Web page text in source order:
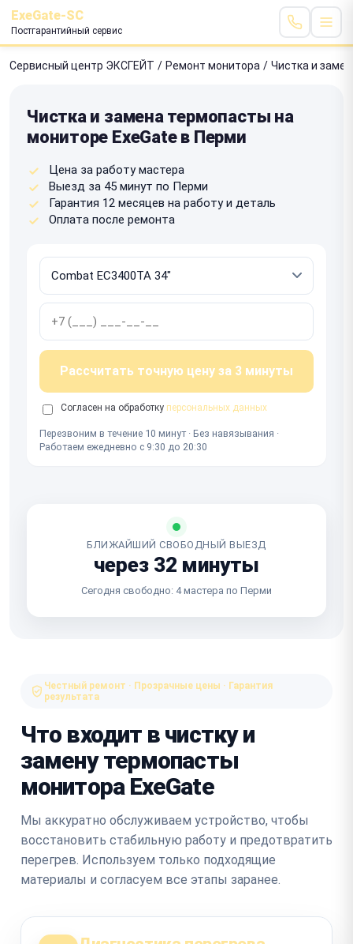
ExeGate-SC
Постгарантийный сервис
Сервисный центр ЭКСГЕЙТ / Ремонт монитора / Чистка и
Чистка и замена термопасты на
мониторе ExeGate в Перми
Цена за работу мастера
Выезд за 45 минут по Перми
Гарантия 12 месяцев на работу и деталь
Оплата после ремонта
Рассчитать точную цену за 3 минуты
Согласен на обработку персональных данных
Перезвоним в течение 10 минут · Без навязывания ·
Работаем ежедневно с 9:30 до 20:30
БЛИЖАЙШИЙ СВОБОДНЫЙ ВЫЕЗД
через 32 минуты
Сегодня свободно: 4 мастера по Перми
Честный ремонт · Прозрачные цены · Гарантия
результата
Что входит в чистку и
замену термопасты
монитора ExeGate
Мы аккуратно обслуживаем устройство, чтобы
восстановить стабильную работу и предотвратить
перегрев. Используем только подходящие
материалы и согласуем все этапы заранее.